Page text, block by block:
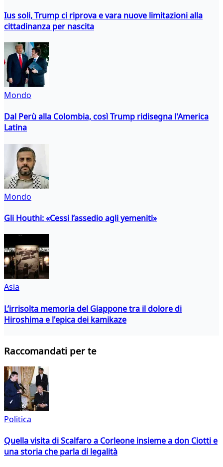
Ius soli, Trump ci riprova e vara nuove limitazioni alla
cittadinanza per nascita
Mondo
Dal Perù alla Colombia, così Trump ridisegna l'America
Latina
Mondo
Gli Houthi: «Cessi l’assedio agli yemeniti»
Asia
L’irrisolta memoria del Giappone tra il dolore di
Hiroshima e l'epica dei kamikaze
Raccomandati per te
Politica
Quella visita di Scalfaro a Corleone insieme a don Ciotti e
una storia che parla di legalità